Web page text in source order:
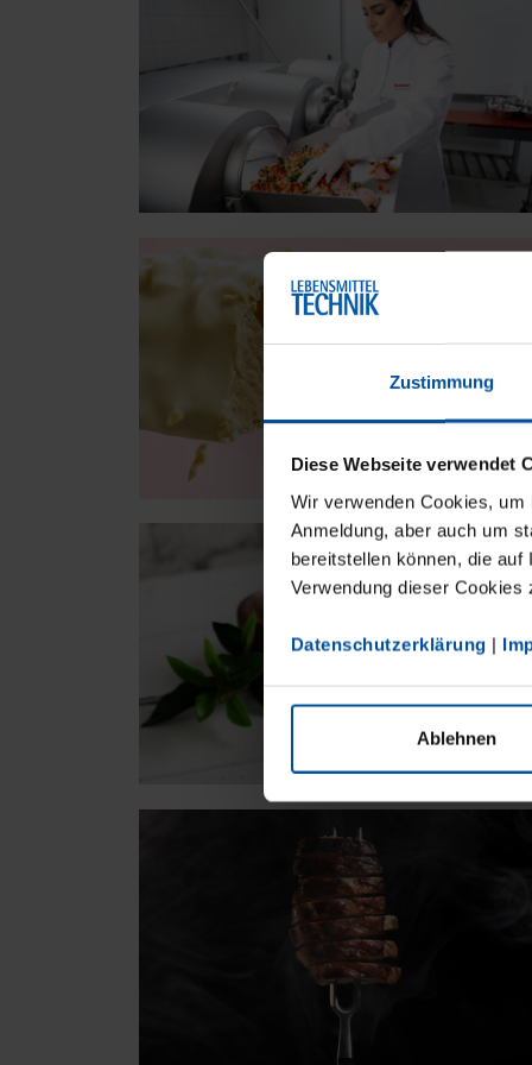
Zustimmung
Diese Webseite verwendet
Wir verwenden Cookies,
Anmeldung, aber auch um
bereitstellen können, die
Verwendung dieser Cookies
Datenschutzerklärung |
Ablehnen